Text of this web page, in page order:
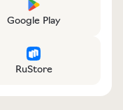
Google Play
RuStore